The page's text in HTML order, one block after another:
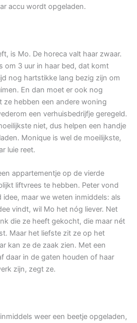
accu wordt opgeladen.
is Mo. De horeca valt haar zwaar.
om 3 uur in haar bed, dat komt
nog hartstikke lang bezig zijn om
En dan moet er ook nog
hebben een andere woning
een verhuisbedrijfje geregeld.
niet, dus helpen een handje
Monique is wel de moeilijkste,
luie reet.
appartementje op de vierde
liftvrees te hebben. Peter vond
maar we weten inmiddels: als
vindt, wil Mo het nóg liever. Net
die ze heeft gekocht, die maar nét
Maar het liefste zit ze op het
kan ze de zaak zien. Met een
daar in de gaten houden of haar
zijn, zegt ze.
weer een beetje opgeladen,